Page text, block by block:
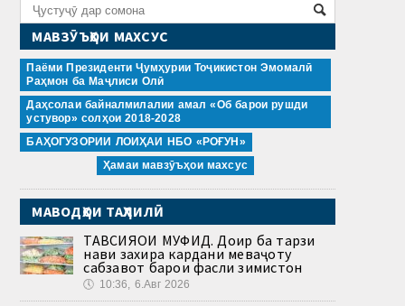
МАВЗӮЪҲОИ МАХСУС
Паёми Президенти Ҷумҳурии Тоҷикистон Эмомалӣ
Раҳмон ба Маҷлиси Олӣ
Даҳсолаи байналмилалии амал «Об барои рушди
устувор» солҳои 2018-2028
БАҲОГУЗОРИИ ЛОИҲАИ НБО «РОҒУН»
Ҳамаи мавзӯъҳои махсус
МАВОДҲОИ ТАҲЛИЛӢ
ТАВСИЯҲОИ МУФИД. Доир ба тарзи
нави захира кардани меваҷоту
сабзавот барои фасли зимистон
🕔 10:36, 6.Авг 2026